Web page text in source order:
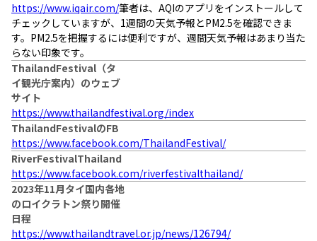
https://www.iqair.com/筆者は、AQIのアプリをインストールして
チェックしていますが、1週間の天気予報とPM2.5を確認できま
す。PM2.5を把握するには便利ですが、週間天気予報はあまり当た
らない印象です。
ThailandFestival（タ
イ観光庁案内）のウェブ
サイト
https://www.thailandfestival.org/index
ThailandFestivalのFB
https://www.facebook.com/ThailandFestival/
RiverFestivalThailand
https://www.facebook.com/riverfestivalthailand/
2023年11月タイ国内各地
のロイクラトン祭り開催
日程
https://www.thailandtravel.or.jp/news/126794/